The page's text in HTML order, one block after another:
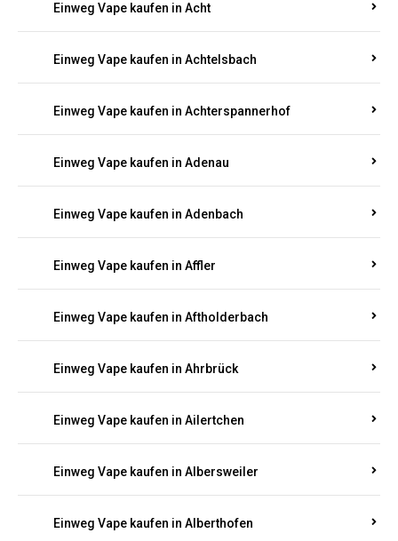
Einweg Vape kaufen in Acht
Einweg Vape kaufen in Achtelsbach
Einweg Vape kaufen in Achterspannerhof
Einweg Vape kaufen in Adenau
Einweg Vape kaufen in Adenbach
Einweg Vape kaufen in Affler
Einweg Vape kaufen in Aftholderbach
Einweg Vape kaufen in Ahrbrück
Einweg Vape kaufen in Ailertchen
Einweg Vape kaufen in Albersweiler
Einweg Vape kaufen in Alberthofen